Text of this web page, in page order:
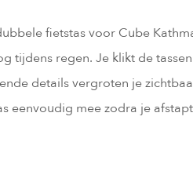
fietstas voor Cube
tijdens regen. Je klikt de
details vergroten je
eenvoudig mee zodra je